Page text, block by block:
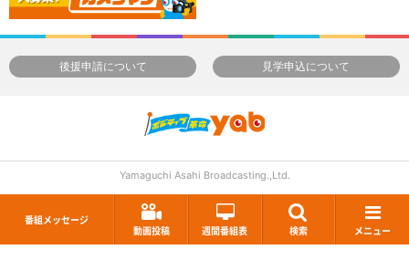
番組メッセージ
動画投稿
週間番組表 検索 メニュー
後援申請について 見学申込について
Yamaguchi Asahi Broadcasting.,Ltd.